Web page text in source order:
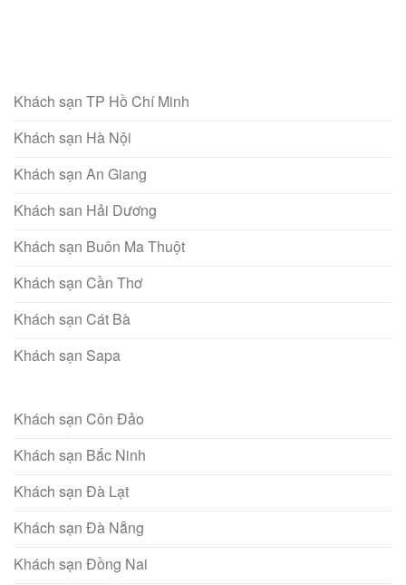
Khách sạn TP Hồ Chí Minh
Khách sạn Hà Nội
Khách sạn An Giang
Khách san Hải Dương
Khách sạn Buôn Ma Thuột
Khách sạn Cần Thơ
Khách sạn Cát Bà
Khách sạn Sapa
Khách sạn Côn Đảo
Khách sạn Bắc Ninh
Khách sạn Đà Lạt
Khách sạn Đà Nẵng
Khách sạn Đồng Nai